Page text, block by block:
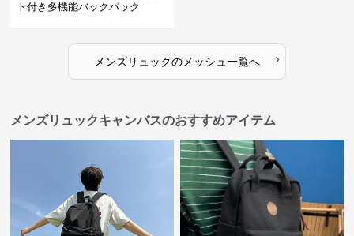
ト付き多機能バックパック
メンズリュックのメッシュ 一覧へ ›
メンズリュックキャンバスのおすすめアイテム